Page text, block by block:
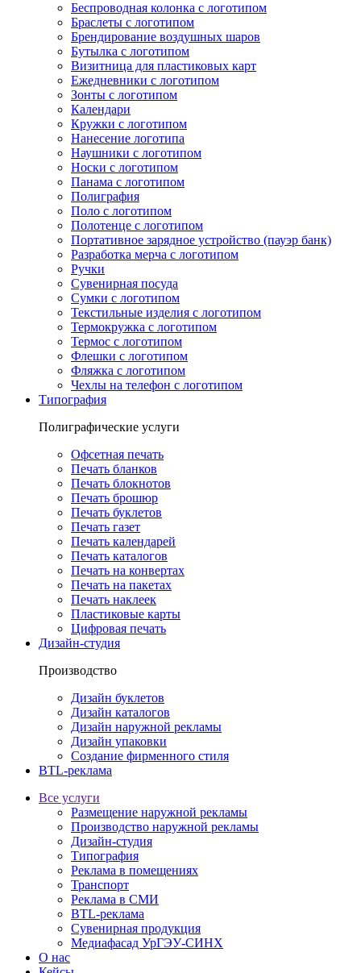
Беспроводная колонка с логотипом
Браслеты с логотипом
Брендирование воздушных шаров
Бутылка с логотипом
Визитница для пластиковых карт
Ежедневники с логотипом
Зонты с логотипом
Календари
Кружки с логотипом
Нанесение логотипа
Наушники с логотипом
Носки с логотипом
Панама с логотипом
Полиграфия
Поло с логотипом
Полотенце с логотипом
Портативное зарядное устройство (пауэр банк)
Разработка мерча с логотипом
Ручки
Сувенирная посуда
Сумки с логотипом
Текстильные изделия с логотипом
Термокружка с логотипом
Термос с логотипом
Флешки с логотипом
Фляжка с логотипом
Чехлы на телефон с логотипом
Типография
Полиграфические услуги
Офсетная печать
Печать бланков
Печать блокнотов
Печать брошюр
Печать буклетов
Печать газет
Печать календарей
Печать каталогов
Печать на конвертах
Печать на пакетах
Печать наклеек
Пластиковые карты
Цифровая печать
Дизайн-студия
Производство
Дизайн буклетов
Дизайн каталогов
Дизайн наружной рекламы
Дизайн упаковки
Создание фирменного стиля
BTL-реклама
Все услуги
Размещение наружной рекламы
Производство наружной рекламы
Дизайн-студия
Типография
Реклама в помещениях
Транспорт
Реклама в СМИ
BTL-реклама
Сувенирная продукция
Медиафасад УрГЭУ-СИНХ
О нас